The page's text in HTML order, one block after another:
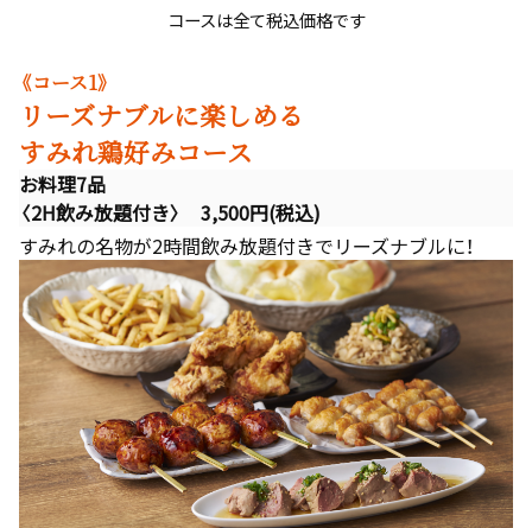
コースは全て税込価格です
《コース1》
リーズナブルに楽しめる
すみれ鶏好みコース
お料理7品
〈2H飲み放題付き〉 3,500円(税込)
すみれの名物が2時間飲み放題付きでリーズナブルに！